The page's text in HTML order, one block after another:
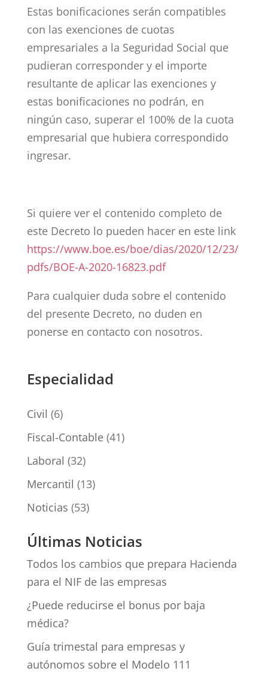
Estas bonificaciones serán compatibles
con las exenciones de cuotas
empresariales a la Seguridad Social que
pudieran corresponder y el importe
resultante de aplicar las exenciones y
estas bonificaciones no podrán, en
ningún caso, superar el 100% de la cuota
empresarial que hubiera correspondido
ingresar.
Si quiere ver el contenido completo de
este Decreto lo pueden hacer en este link
https://www.boe.es/boe/dias/2020/12/23/
pdfs/BOE-A-2020-16823.pdf
Para cualquier duda sobre el contenido
del presente Decreto, no duden en
ponerse en contacto con nosotros.
Especialidad
Civil (6)
Fiscal-Contable(41)
Laboral (32)
Mercantil (13)
Noticias (53)
Últimas Noticias
Todos los cambios que prepara Hacienda
para el NIF de las empresas
¿Puede reducirse el bonus por baja
médica?
Guía trimestal para empresas y
autónomos sobre el Modelo 111